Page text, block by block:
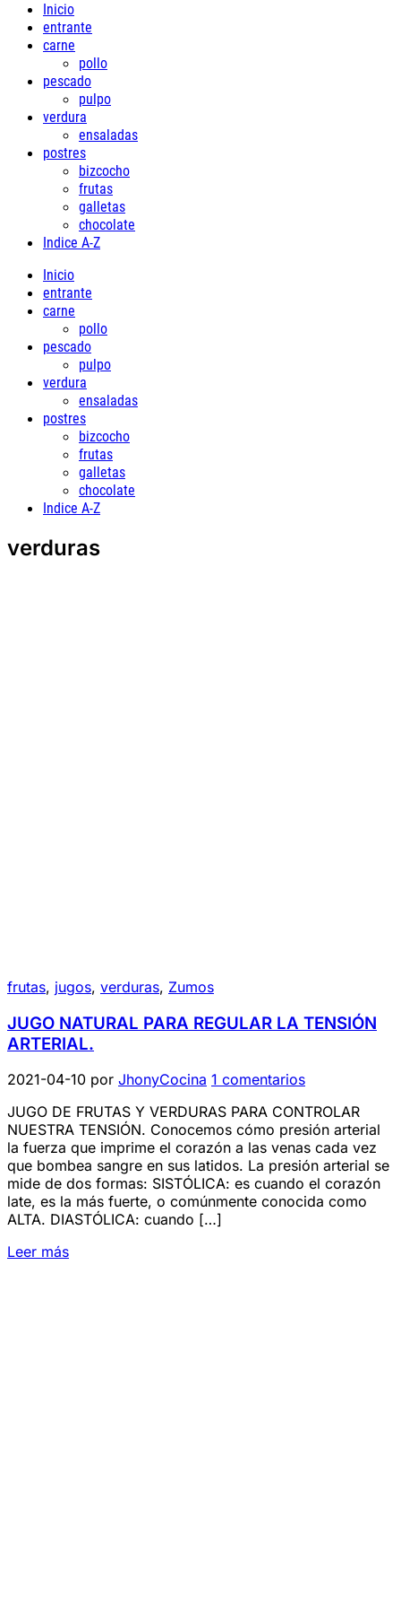
Inicio
entrante
carne
pollo
pescado
pulpo
verdura
ensaladas
postres
bizcocho
frutas
galletas
chocolate
Indice A-Z
Inicio
entrante
carne
pollo
pescado
pulpo
verdura
ensaladas
postres
bizcocho
frutas
galletas
chocolate
Indice A-Z
verduras
frutas, jugos, verduras, Zumos
JUGO NATURAL PARA REGULAR LA TENSIÓN
ARTERIAL.
2021-04-10 por JhonyCocina 1 comentarios
JUGO DE FRUTAS Y VERDURAS PARA CONTROLAR
NUESTRA TENSIÓN. Conocemos cómo presión arterial
la fuerza que imprime el corazón a las venas cada vez
que bombea sangre en sus latidos. La presión arterial se
mide de dos formas: SISTÓLICA: es cuando el corazón
late, es la más fuerte, o comúnmente conocida como
ALTA. DIASTÓLICA: cuando […]
Leer más